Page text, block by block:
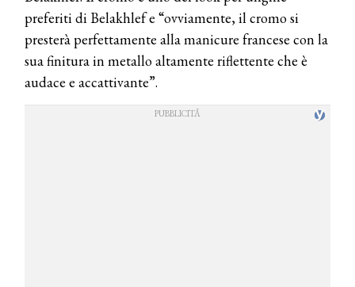
preferiti di Belakhlef e “ovviamente, il cromo si
presterà perfettamente alla manicure francese con la
sua finitura in metallo altamente riflettente che è
audace e accattivante”.